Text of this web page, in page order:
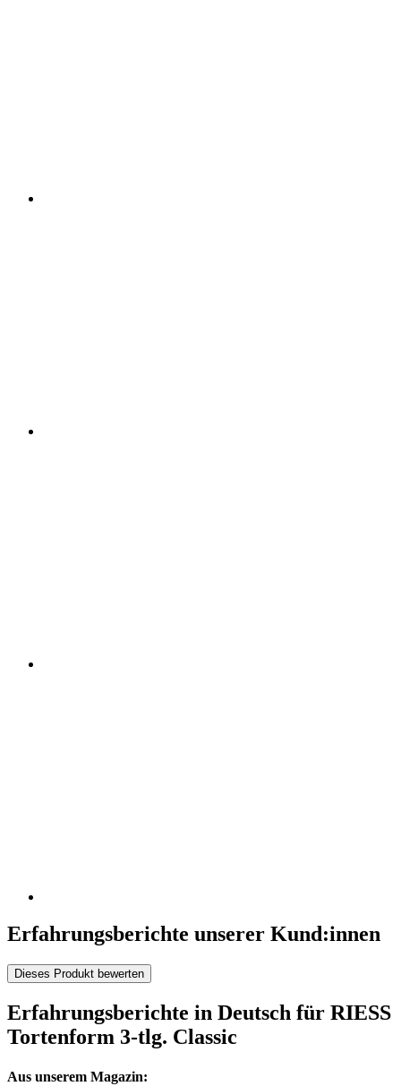
Erfahrungsberichte unserer Kund:innen
Dieses Produkt bewerten
Erfahrungsberichte in Deutsch für RIESS
Tortenform 3-tlg. Classic
Aus unserem Magazin: